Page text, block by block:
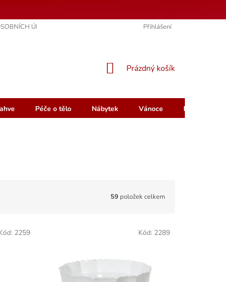
ÚDAJŮ HODNOCENÍ OBCHODU
Přihlášení
NÁKUPNÍ
Prázdný košík
Péče o tělo Nábytek Vánoce
Dárkový
59 položek celkem
2259 Kód: 2289